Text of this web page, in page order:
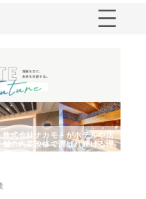
株式会社ナカモトがホテルや店
舗の内装改修で選ばれ続ける理
由